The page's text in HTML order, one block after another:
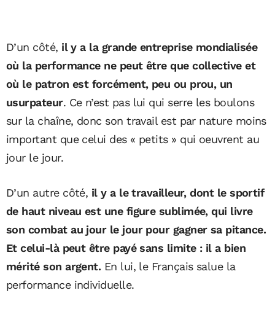
D’un côté, il y a la grande entreprise mondialisée
où la performance ne peut être que collective et
où le patron est forcément, peu ou prou, un
usurpateur. Ce n’est pas lui qui serre les boulons
sur la chaîne, donc son travail est par nature moins
important que celui des « petits » qui oeuvrent au
jour le jour.
D’un autre côté, il y a le travailleur, dont le sportif
de haut niveau est une figure sublimée, qui livre
son combat au jour le jour pour gagner sa pitance.
Et celui-là peut être payé sans limite : il a bien
mérité son argent. En lui, le Français salue la
performance individuelle.